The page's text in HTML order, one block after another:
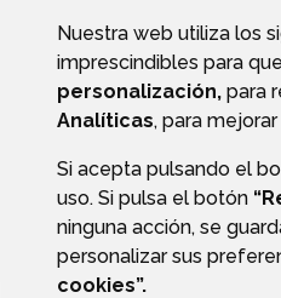
Nuestra web utiliza los
imprescindibles para
personalización, para
Analíticas, para
Si acepta pulsando el
uso. Si pulsa el botón
ninguna acción, se
personalizar sus
cookies”.